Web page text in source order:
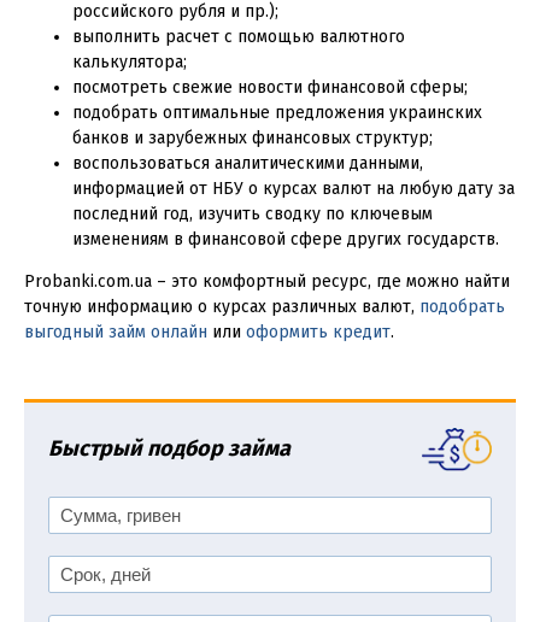
российского рубля и пр.);
выполнить расчет с помощью валютного
калькулятора;
посмотреть свежие новости финансовой сферы;
подобрать оптимальные предложения украинских
банков и зарубежных финансовых структур;
воспользоваться аналитическими данными,
информацией от НБУ о курсах валют на любую дату за
последний год, изучить сводку по ключевым
изменениям в финансовой сфере других государств.
Probanki.com.ua – это комфортный ресурс, где можно найти
точную информацию о курсах различных валют, подобрать
выгодный займ онлайн или оформить кредит.
Быстрый подбор займа